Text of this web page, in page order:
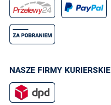
NASZE FIRMY KURIERSKIE